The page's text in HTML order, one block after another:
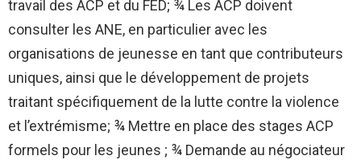
travail des ACP et du FED; ¾ Les ACP doivent
consulter les ANE, en particulier avec les
organisations de jeunesse en tant que contributeurs
uniques, ainsi que le développement de projets
traitant spécifiquement de la lutte contre la violence
et l’extrémisme; ¾ Mettre en place des stages ACP
formels pour les jeunes ; ¾ Demande au négociateur